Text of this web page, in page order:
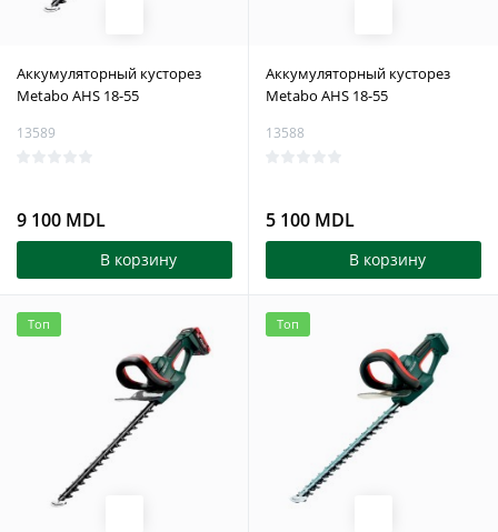
Аккумуляторный кусторез
Metabo AHS 18-55
13589
9 100 MDL
В корзину
Аккумуляторный кусторез
Metabo AHS 18-55
13588
5 100 MDL
В корзину
Топ Топ